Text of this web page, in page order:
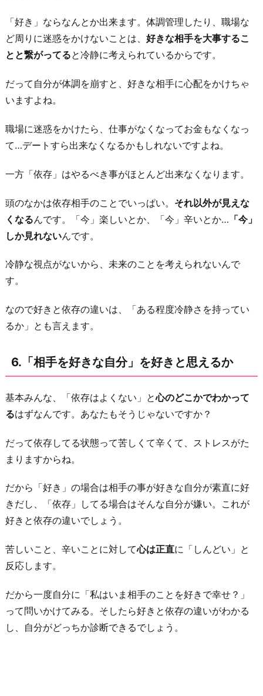
「好き」ならなんとか出来ます。体調管理したり、職場な
ど周りに迷惑をかけないことは、 好きな相手を大事するこ
とと繋がってると冷静に考えられているからです。
だって自分が体調を崩すと、好きな相手に心配をかけちゃ
いますよね。
職場に迷惑をかけたら、仕事がなくなってお金もなくなっ
て…デートすら出来なくなるかもしれないですよね。
一方「依存」はやるべき事がほとんど出来なくなります。
頭のなかは依存相手のことでいっぱい。 それ以外が見えな
くなるんです。「今」楽しいとか、「今」辛いとか… 「今」
しか見れないんです。
冷静な視点がないから、未来のことを考えられないんで
す。
なので好きと依存の違いは、「ある程度冷静さを持ってい
るか」とも言えます。
6.「相手を好きな自分」を好きと思えるか
基本みんな、「依存はよくない」と心のどこかでわかって
るはずなんです。あなたもそうじゃないですか？
だって依存してる状態って苦しくて辛くて、ストレスがた
まりますからね。
だから「好き」の場合は相手の事が好きな自分が素直に好
きだし、「依存」してる場合はそんな自分が嫌い。これが
好きと依存の違いでしょう。
苦しいこと、辛いことに対して心は正直に「しんどい」と
反応します。
だから一度自分に「私はいま相手のことを好きで幸せ？」
って問いかけてみる。そしたら好きと依存の違いがわかる
し、自分がどっちか診断できるでしょう。